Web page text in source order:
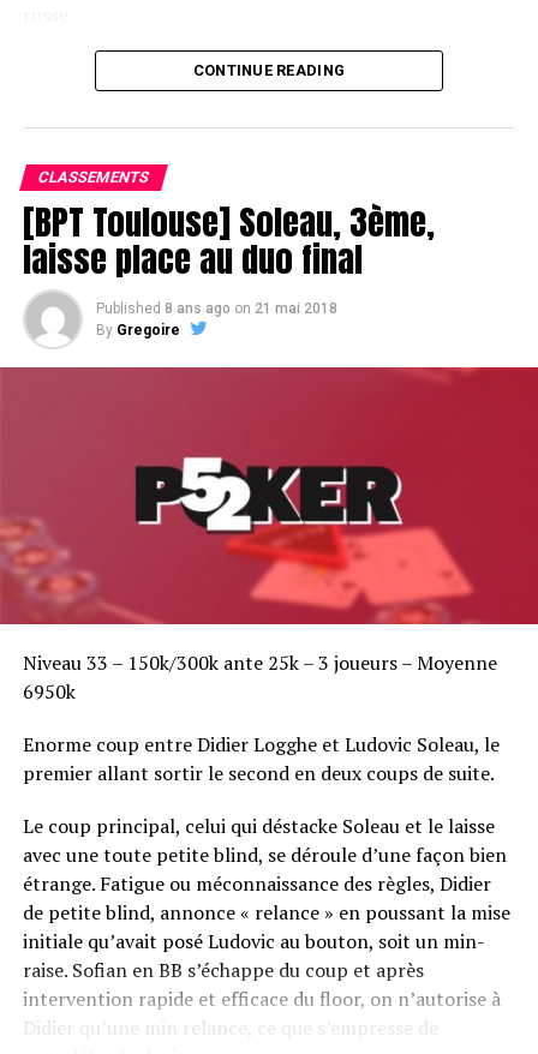
Le champagne va réchauffer si les deux finalistes ne se décident pas !
CONTINUE READING
CLASSEMENTS
[BPT Toulouse] Soleau, 3ème,
laisse place au duo final
Published 8 ans ago on 21 mai 2018
By Gregoire
Niveau 33 – 150k/300k ante 25k – 3 joueurs – Moyenne
6950k
Enorme coup entre Didier Logghe et Ludovic Soleau, le
premier allant sortir le second en deux coups de suite.
Le coup principal, celui qui déstacke Soleau et le laisse
avec une toute petite blind, se déroule d’une façon bien
étrange. Fatigue ou méconnaissance des règles, Didier
de petite blind, annonce « relance » en poussant la mise
initiale qu’avait posé Ludovic au bouton, soit un min-
raise. Sofian en BB s’échappe du coup et après
intervention rapide et efficace du floor, on n’autorise à
Didier qu’une min relance, ce que s’empresse de